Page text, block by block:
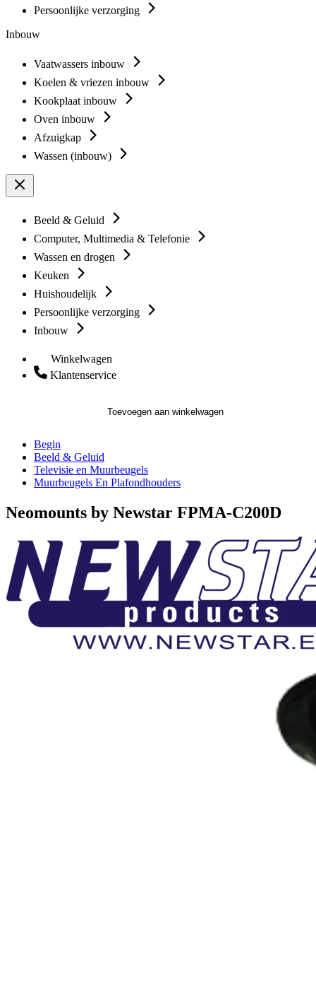
Persoonlijke verzorging
Inbouw
Vaatwassers inbouw
Koelen & vriezen inbouw
Kookplaat inbouw
Oven inbouw
Afzuigkap
Wassen (inbouw)
Beeld & Geluid
Computer, Multimedia & Telefonie
Wassen en drogen
Keuken
Huishoudelijk
Persoonlijke verzorging
Inbouw
Winkelwagen
Klantenservice
Toevoegen aan winkelwagen
Begin
Beeld & Geluid
Televisie en Muurbeugels
Muurbeugels En Plafondhouders
Neomounts by Newstar FPMA-C200D